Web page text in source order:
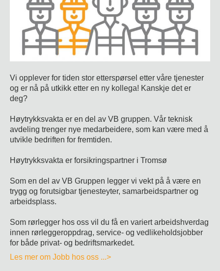
Vi opplever for tiden stor etterspørsel etter våre tjenester
og er nå på utkikk etter en ny kollega! Kanskje det er
deg?
Høytrykksvakta er en del av VB gruppen. Vår teknisk
avdeling trenger nye medarbeidere, som kan være med å
utvikle bedriften for fremtiden.
Høytrykksvakta er forsikringspartner i Tromsø
Som en del av VB Gruppen legger vi vekt på å være en
trygg og forutsigbar tjenesteyter, samarbeidspartner og
arbeidsplass.
Som rørlegger hos oss vil du få en variert arbeidshverdag
innen rørleggeroppdrag, service- og vedlikeholdsjobber
for både privat- og bedriftsmarkedet.
Les mer om Jobb hos oss ...>